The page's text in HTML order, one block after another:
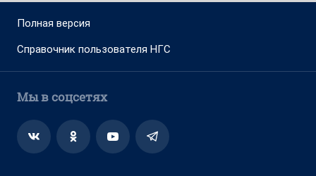
Полная версия
Справочник пользователя НГС
Мы в соцсетях